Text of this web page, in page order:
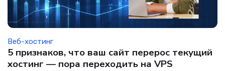
Веб-хостинг
5 признаков, что ваш сайт перерос текущий
хостинг — пора переходить на VPS